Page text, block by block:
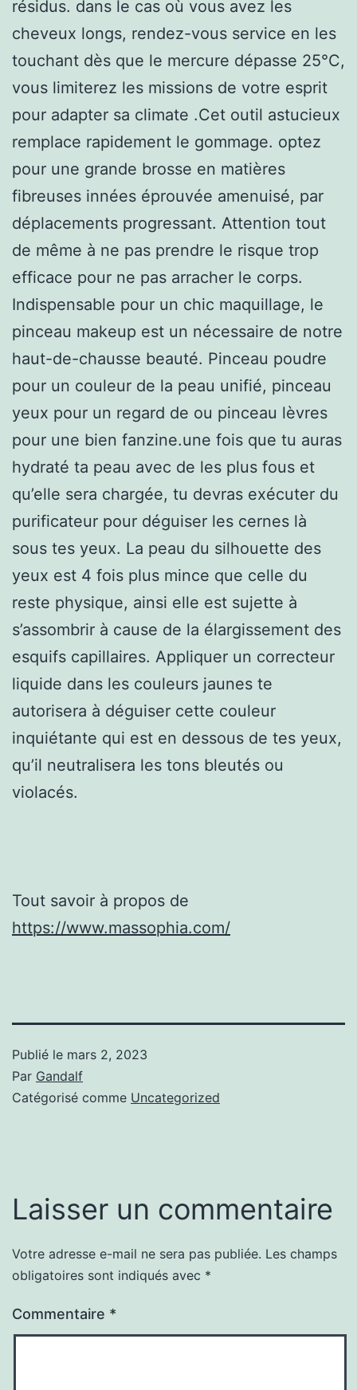
résidus. dans le cas où vous avez les
cheveux longs, rendez-vous service en les
touchant dès que le mercure dépasse 25°C,
vous limiterez les missions de votre esprit
pour adapter sa climate .Cet outil astucieux
remplace rapidement le gommage. optez
pour une grande brosse en matières
fibreuses innées éprouvée amenuisé, par
déplacements progressant. Attention tout
de même à ne pas prendre le risque trop
efficace pour ne pas arracher le corps.
Indispensable pour un chic maquillage, le
pinceau makeup est un nécessaire de notre
haut-de-chausse beauté. Pinceau poudre
pour un couleur de la peau unifié, pinceau
yeux pour un regard de ou pinceau lèvres
pour une bien fanzine.une fois que tu auras
hydraté ta peau avec de les plus fous et
qu’elle sera chargée, tu devras exécuter du
purificateur pour déguiser les cernes là
sous tes yeux. La peau du silhouette des
yeux est 4 fois plus mince que celle du
reste physique, ainsi elle est sujette à
s’assombrir à cause de la élargissement des
esquifs capillaires. Appliquer un correcteur
liquide dans les couleurs jaunes te
autorisera à déguiser cette couleur
inquiétante qui est en dessous de tes yeux,
qu’il neutralisera les tons bleutés ou
violacés.
Tout savoir à propos de
https://www.massophia.com/
Publié le mars 2, 2023
Par Gandalf
Catégorisé comme Uncategorized
Laisser un commentaire
Votre adresse e-mail ne sera pas publiée. Les champs
obligatoires sont indiqués avec *
Commentaire *